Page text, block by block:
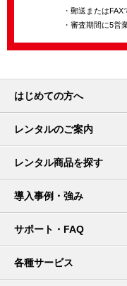
・郵送またはFAX
・審査期間に5営
はじめての方へ
レンタルのご案内
レンタル商品を探す
導入事例・強み
サポート・FAQ
各種サービス